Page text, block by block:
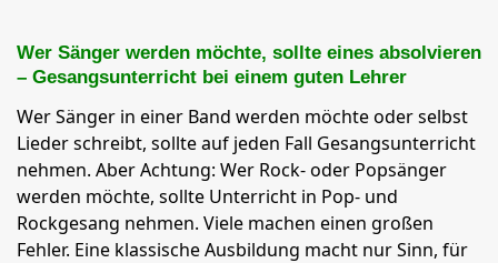
Wer Sänger werden möchte, sollte eines absolvieren
– Gesangsunterricht bei einem guten Lehrer
Wer Sänger in einer Band werden möchte oder selbst
Lieder schreibt, sollte auf jeden Fall Gesangsunterricht
nehmen. Aber Achtung: Wer Rock- oder Popsänger
werden möchte, sollte Unterricht in Pop- und
Rockgesang nehmen. Viele machen einen großen
Fehler. Eine klassische Ausbildung macht nur Sinn, für